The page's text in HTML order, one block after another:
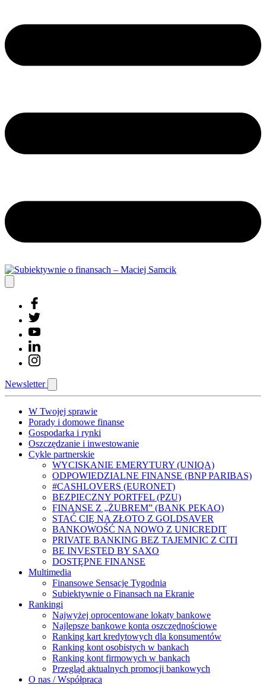
Newsletter
W Twojej sprawie
Porady i domowe finanse
Gospodarka i rynki
Oszczędzanie i inwestowanie
Cykle partnerskie
WYCISKANIE EMERYTURY (UNIQA)
ODPOWIEDZIALNE FINANSE (BNP PARIBAS)
#CASHLOVERS (EURONET)
BEZPIECZNY PORTFEL (PZU)
FINANSE Z „ŻUBREM” (BANK PEKAO)
STAĆ CIĘ NA ZŁOTO Z GOLDSAVER
BANKOWOŚĆ NA NOWO Z UNICREDIT
PRIVATE BANKING BEZ TAJEMNIC Z CITI
BE INVESTED BY SAXO
DOSTĘPNE FINANSE
Multimedia
Finansowe Sensacje Tygodnia
Subiektywnie o Finansach na Ekranie
Rankingi
Najwyżej oprocentowane lokaty bankowe
Najlepsze bankowe konta oszczędnościowe
Ranking kart kredytowych dla konsumentów
Ranking kont osobistych w bankach
Ranking kont firmowych w bankach
Przegląd aktualnych promocji bankowych
O nas / Współpraca